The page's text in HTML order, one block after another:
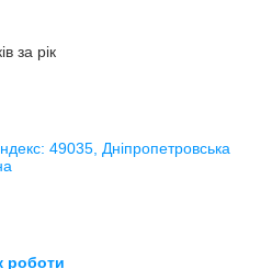
за рік
49035, Дніпропетровська
роботи